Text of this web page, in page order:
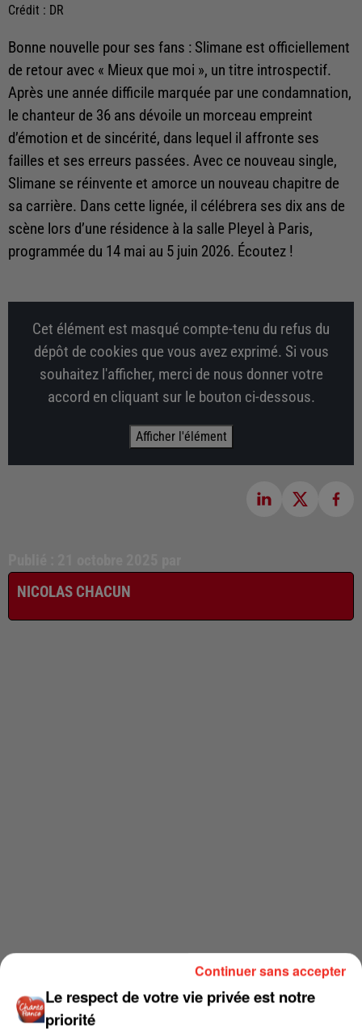
Crédit : DR
Bonne nouvelle pour ses fans : Slimane est officiellement
de retour avec « Mieux que moi », un titre introspectif.
Après une année difficile marquée par une condamnation,
le chanteur de 36 ans dévoile un morceau empreint
d’émotion et de sincérité, dans lequel il affronte ses
failles et ses erreurs passées. Avec ce nouveau single,
Slimane se réinvente et amorce un nouveau chapitre de
sa carrière. Dans cette lignée, il célébrera ses dix ans de
scène lors d’une résidence à la salle Pleyel à Paris,
programmée du 14 mai au 5 juin 2026. Écoutez !
Cet élément est masqué compte-tenu du refus du
dépôt de cookies que vous avez exprimé. Si vous
souhaitez l'afficher, merci de nous donner votre
accord en cliquant sur le bouton ci-dessous.
Afficher l'élément
NICOLAS CHACUN
Le respect de votre vie privée est notre
priorité
Continuer sans accepter